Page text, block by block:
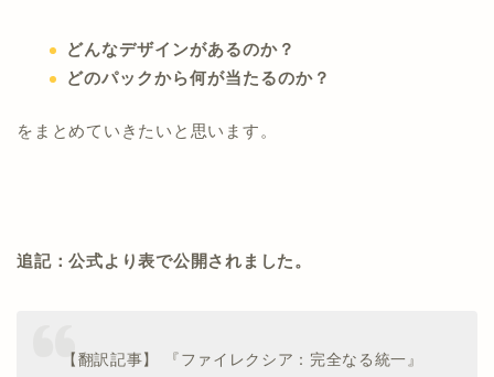
どんなデザインがあるのか？
どのパックから何が当たるのか？
をまとめていきたいと思います。
追記：公式より表で公開されました。
【翻訳記事】 『ファイレクシア：完全なる統一』